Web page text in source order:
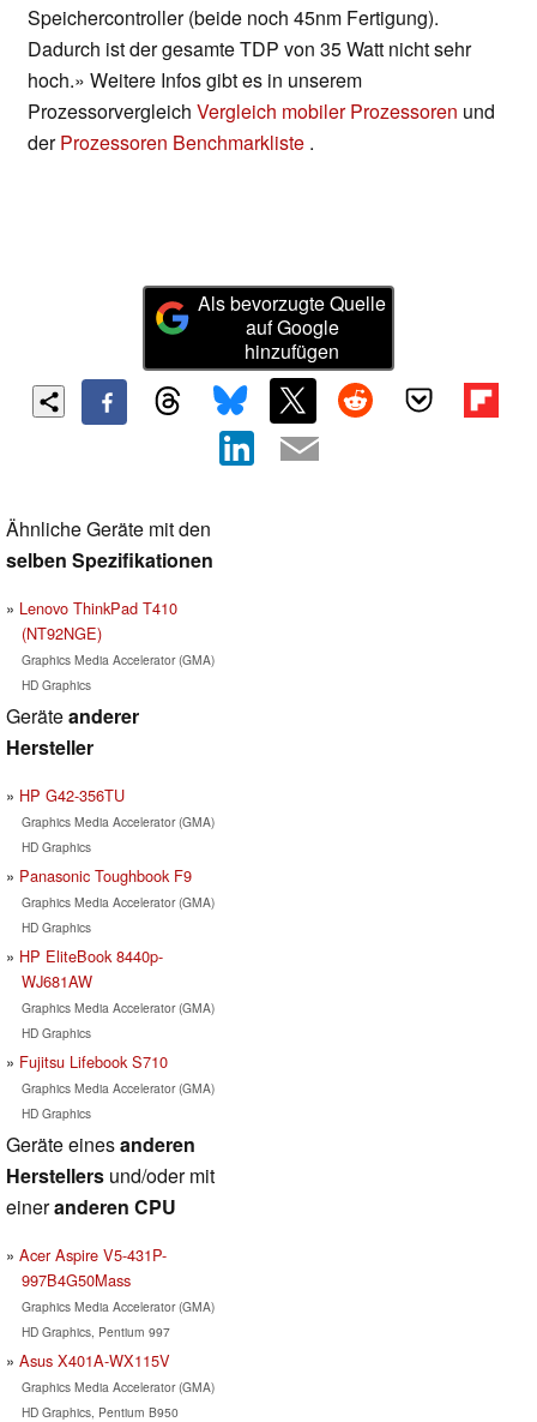
Speichercontroller (beide noch 45nm Fertigung).
Dadurch ist der gesamte TDP von 35 Watt nicht sehr
hoch.» Weitere Infos gibt es in unserem
Prozessorvergleich Vergleich mobiler Prozessoren und
derProzessoren Benchmarkliste .
Als bevorzugte Quelle
auf Google
hinzufügen
Ähnliche Geräte mit den
selben Spezifikationen
Lenovo ThinkPad T410
(NT92NGE)
Graphics Media Accelerator (GMA)
HD Graphics
Geräteanderer
Hersteller
HP G42-356TU
Graphics Media Accelerator (GMA)
HD Graphics
Panasonic Toughbook F9
Graphics Media Accelerator (GMA)
HD Graphics
HP EliteBook 8440p-
WJ681AW
Graphics Media Accelerator (GMA)
HD Graphics
Fujitsu Lifebook S710
Graphics Media Accelerator (GMA)
HD Graphics
Geräte einesanderen
Herstellers und/oder mit
eineranderen CPU
Acer Aspire V5-431P-
997B4G50Mass
Graphics Media Accelerator (GMA)
HD Graphics, Pentium 997
Asus X401A-WX115V
Graphics Media Accelerator (GMA)
HD Graphics, Pentium B950